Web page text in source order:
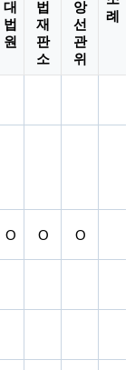
례
대
법
원
법
재
판
소
앙
선
관
위
O O O